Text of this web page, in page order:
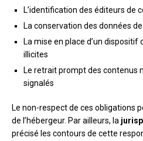
L’identification des éditeurs de
La conservation des données
La mise en place d’un
illicites
Le retrait prompt des contenus
signalés
Le non-respect de ces obligations
de l’hébergeur. Par ailleurs, la
précisé les contours de cette